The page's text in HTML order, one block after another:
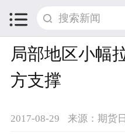

局部地区小幅
方支撑
2017-08-29 来源：期货